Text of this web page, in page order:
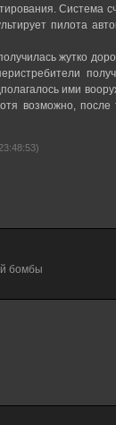
пилота
жутко
ими
возможно,
бомбы